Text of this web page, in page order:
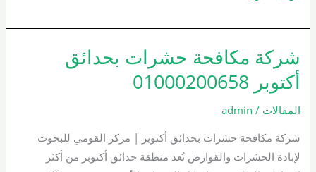
شركة مكافحة حشرات بحدائق
أكتوبر 01000200658
المقالات /
admin
شركة مكافحة حشرات بحدائق أكتوبر | مركز القومي للبحوث
لإبادة الحشرات والقوارض تُعد منطقة حدائق أكتوبر من أكثر
شركة
مكافحة
حشرات
بحدائق
01000200658